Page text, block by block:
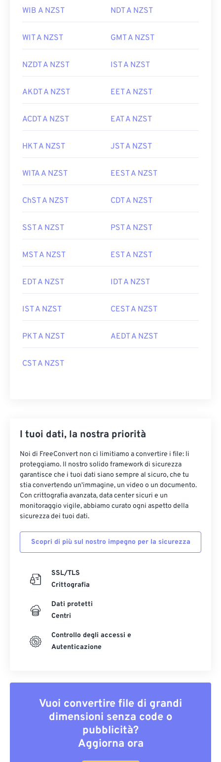
WIB A NZST NDT A NZST
WIT A NZST GMT A NZST
NZDT A NZST IST A NZST
AKDT A NZST EET A NZST
ACDT A NZST EAT A NZST
HKT A NZST JST A NZST
WITA A NZST EEST A NZST
ChST A NZST CDT A NZST
SST A NZST PST A NZST
MST A NZST EST A NZST
EDT A NZST IDT A NZST
IST A NZST CEST A NZST
PKT A NZST AEDT A NZST
CST A NZST
I tuoi dati, la nostra priorità
Noi di FreeConvert non ci limitiamo a convertire i file: li
proteggiamo. Il nostro solido framework di sicurezza
garantisce che i tuoi dati siano sempre al sicuro, che tu
stia convertendo un'immagine, un video o un documento.
Con crittografia avanzata, data center sicuri e un
monitoraggio vigile, abbiamo curato ogni aspetto della
sicurezza dei tuoi dati.
Scopri di più sul nostro impegno per la sicurezza
SSL/TLS
Crittografia
Dati protetti
Centri
Controllo degli accessi e
Autenticazione
Vuoi convertire file di grandi
dimensioni senza code o
pubblicità?
Aggiorna ora